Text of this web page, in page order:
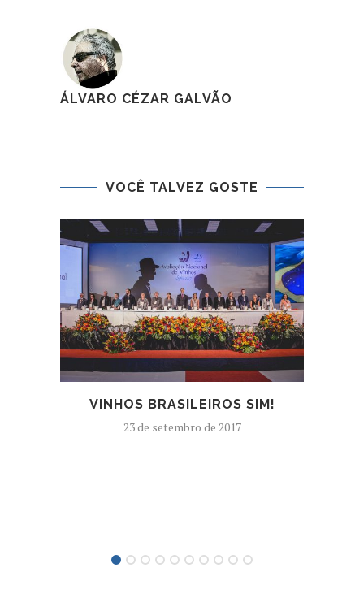
ÁLVARO CÉZAR GALVÃO
VOCÊ TALVEZ GOSTE
VINHOS BRASILEIROS SIM!
23 de setembro de 2017